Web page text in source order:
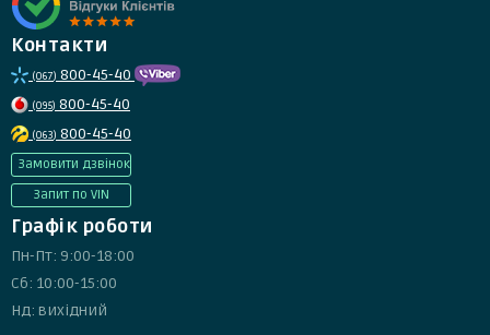
Контакти
(067) 800-45-40
(095) 800-45-40
(063) 800-45-40
Замовити дзвінок
Запит по VIN
Графік роботи
Пн-Пт: 9:00-18:00
Сб: 10:00-15:00
Нд: вихідний